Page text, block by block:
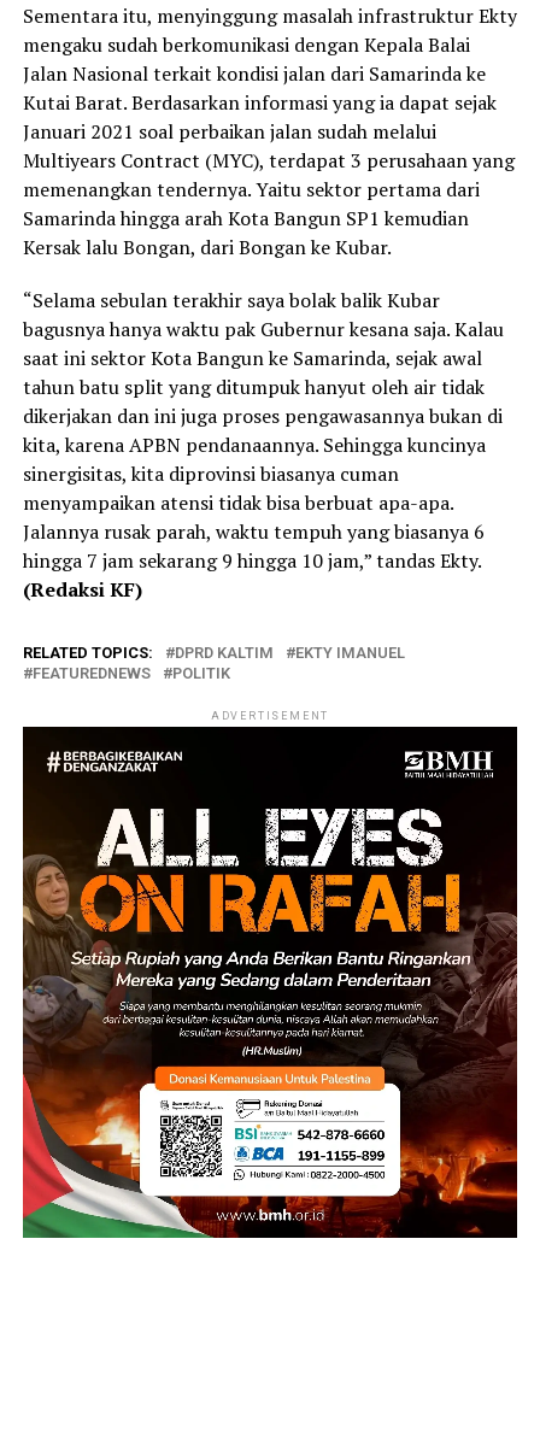
Sementara itu, menyinggung masalah infrastruktur Ekty
mengaku sudah berkomunikasi dengan Kepala Balai
Jalan Nasional terkait kondisi jalan dari Samarinda ke
Kutai Barat. Berdasarkan informasi yang ia dapat sejak
Januari 2021 soal perbaikan jalan sudah melalui
Multiyears Contract (MYC), terdapat 3 perusahaan yang
memenangkan tendernya. Yaitu sektor pertama dari
Samarinda hingga arah Kota Bangun SP1 kemudian
Kersak lalu Bongan, dari Bongan ke Kubar.
“Selama sebulan terakhir saya bolak balik Kubar
bagusnya hanya waktu pak Gubernur kesana saja. Kalau
saat ini sektor Kota Bangun ke Samarinda, sejak awal
tahun batu split yang ditumpuk hanyut oleh air tidak
dikerjakan dan ini juga proses pengawasannya bukan di
kita, karena APBN pendanaannya. Sehingga kuncinya
sinergisitas, kita diprovinsi biasanya cuman
menyampaikan atensi tidak bisa berbuat apa-apa.
Jalannya rusak parah, waktu tempuh yang biasanya 6
hingga 7 jam sekarang 9 hingga 10 jam,” tandas Ekty.
(Redaksi KF)
RELATED TOPICS: DPRD KALTIM
EKTY IMANUEL
FEATUREDNEWS
POLITIK
ADVERTISEMENT